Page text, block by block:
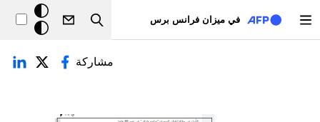
في ميزان فرانس برس
Search
خلفيّة
داكنة
التبويبات الأساسية
مشاركة